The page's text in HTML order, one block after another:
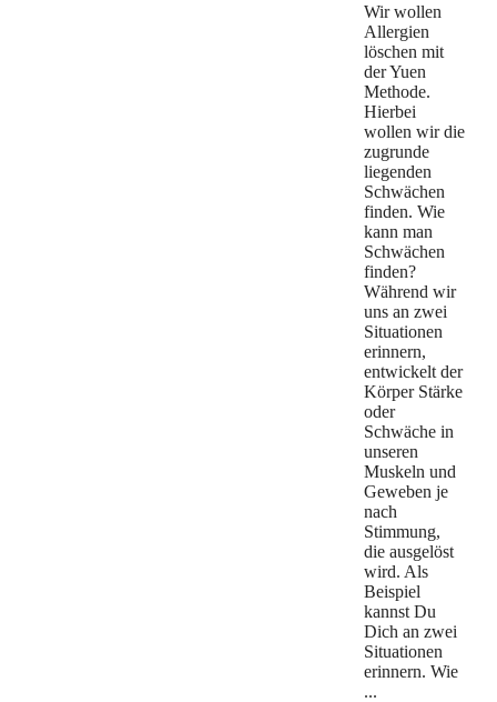
Wir wollen
Allergien
löschen mit
der Yuen
Methode.
Hierbei
wollen wir die
zugrunde
liegenden
Schwächen
finden. Wie
kann man
Schwächen
finden?
Während wir
uns an zwei
Situationen
erinnern,
entwickelt der
Körper Stärke
oder
Schwäche in
unseren
Muskeln und
Geweben je
nach
Stimmung,
die ausgelöst
wird. Als
Beispiel
kannst Du
Dich an zwei
Situationen
erinnern. Wie
...